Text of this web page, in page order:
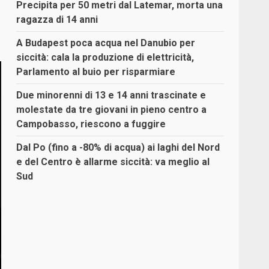
Precipita per 50 metri dal Latemar, morta una
ragazza di 14 anni
A Budapest poca acqua nel Danubio per
siccità: cala la produzione di elettricità,
Parlamento al buio per risparmiare
Due minorenni di 13 e 14 anni trascinate e
molestate da tre giovani in pieno centro a
Campobasso, riescono a fuggire
Dal Po (fino a -80% di acqua) ai laghi del Nord
e del Centro è allarme siccità: va meglio al
Sud